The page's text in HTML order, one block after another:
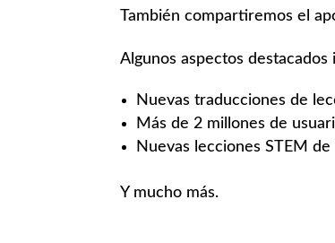
También compartiremos el
Algunos aspectos destacados
Nuevas traducciones de
Más de 2 millones de
Nuevas lecciones STEM de
Y mucho más.